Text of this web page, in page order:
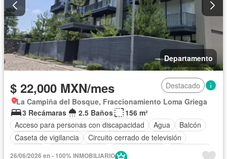
Vista panorámica
Wifi Zonas verdes
Permite mascotas
Permite niños
Solo familias Completamente amueblado
Departamento
$ 22,000 MXN/mes
Destacado
La Campiña del Bosque, Fraccionamiento Loma Griega
3 Recámaras
2.5 Baños
156 m²
Acceso para personas con discapacidad
Agua
Balcón
Caseta de vigilancia
Circuito cerrado de televisión
Cocina integral
Electricidad
26/06/2026 en - 100% INMOBILIARIO